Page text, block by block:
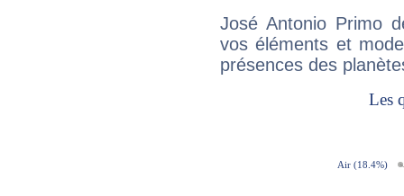
José Antonio Primo
vos éléments et
présences des